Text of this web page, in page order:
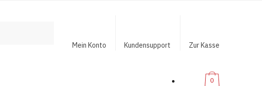
Mein Konto Kundensupport Zur Kasse
0